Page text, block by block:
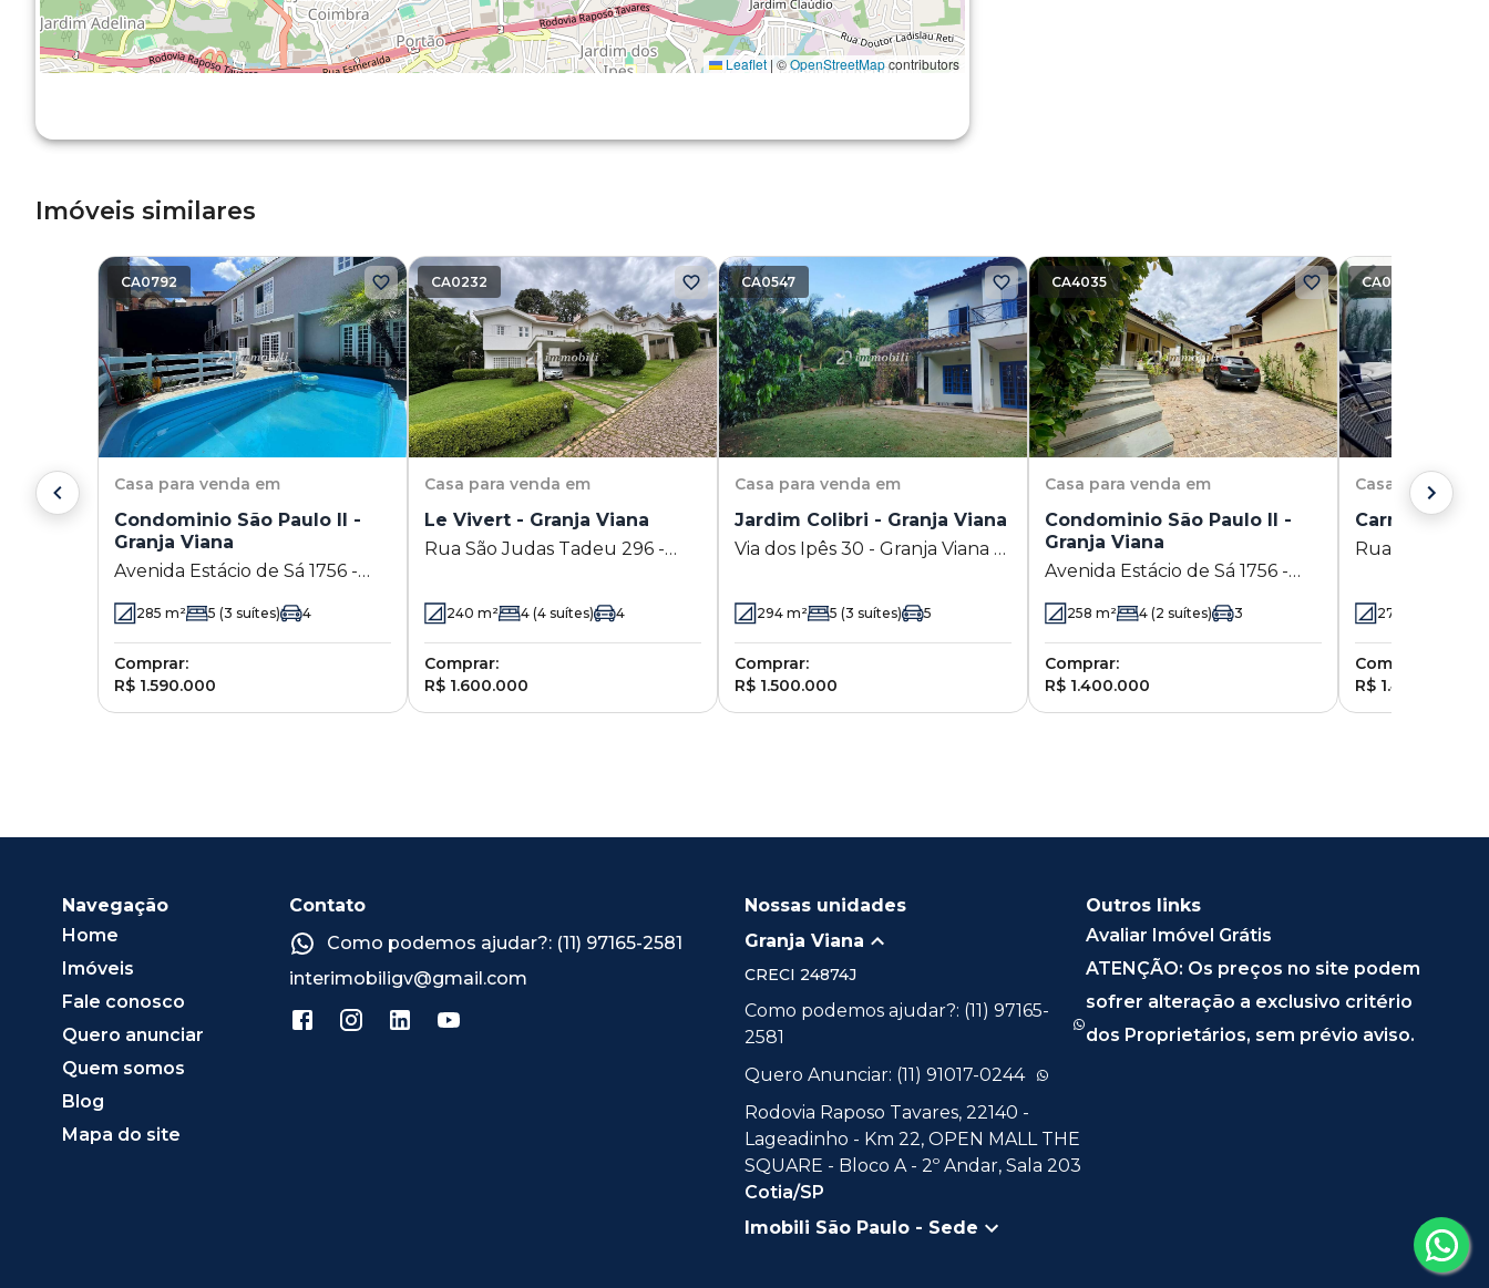
Leaflet | ©OpenStreetMapcontributors
Imóveis similares
CA0792
Casa para venda em
Condominio São Paulo II -
Granja Viana
Avenida Estácio de Sá 1756 -
285 m² 5 (3 suítes) 4
Comprar:
R$ 1.590.000
CA0232
Casa para venda em
Le Vivert - Granja Viana
Rua São Judas Tadeu 296 -
240 m² 4 (4 suítes) 4
Comprar:
R$ 1.600.000
CA0547
Casa para venda em
Jardim Colibri - Granja Viana
Via dos Ipês 30 - Granja Viana -
294 m² 5 (3 suítes) 5
Comprar:
R$ 1.500.000
CA4035
Casa para venda em
Condominio São Paulo II -
Granja Viana
Avenida Estácio de Sá 1756 -
258 m² 4 (2 suítes) 3
Comprar:
R$ 1.400.000
CA0950
Casa para
Carmel -
Rua Diogo
279
Comprar:
R$ 1.400.000
Navegação
Home
Imóveis
Fale conosco
Quero anunciar
Quem somos
Blog
Mapa do site
Contato
Como podemos ajudar?: (11) 97165-2581
interimobiligv@gmail.com
Nossas unidades
Granja Viana
CRECI 24874J
Como podemos ajudar?: (11) 97165-
2581
Quero Anunciar: (11) 91017-0244
Rodovia Raposo Tavares, 22140 -
Lageadinho - Km 22, OPEN MALL THE
SQUARE - Bloco A - 2º Andar, Sala 203
Cotia/SP
Imobili São Paulo - Sede
Outros links
Avaliar Imóvel Grátis
ATENÇÃO: Os preços no site podem
sofrer alteração a exclusivo critério
dos Proprietários, sem prévio aviso.